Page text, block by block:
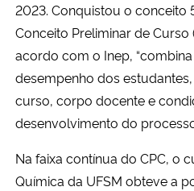
2023. Conquistou o conceito
Conceito Preliminar de Curso
acordo com o Inep,
desempenho dos
curso, corpo docente e
desenvolvimento do
Na faixa contínua do CPC, o
Química da UFSM obteve a